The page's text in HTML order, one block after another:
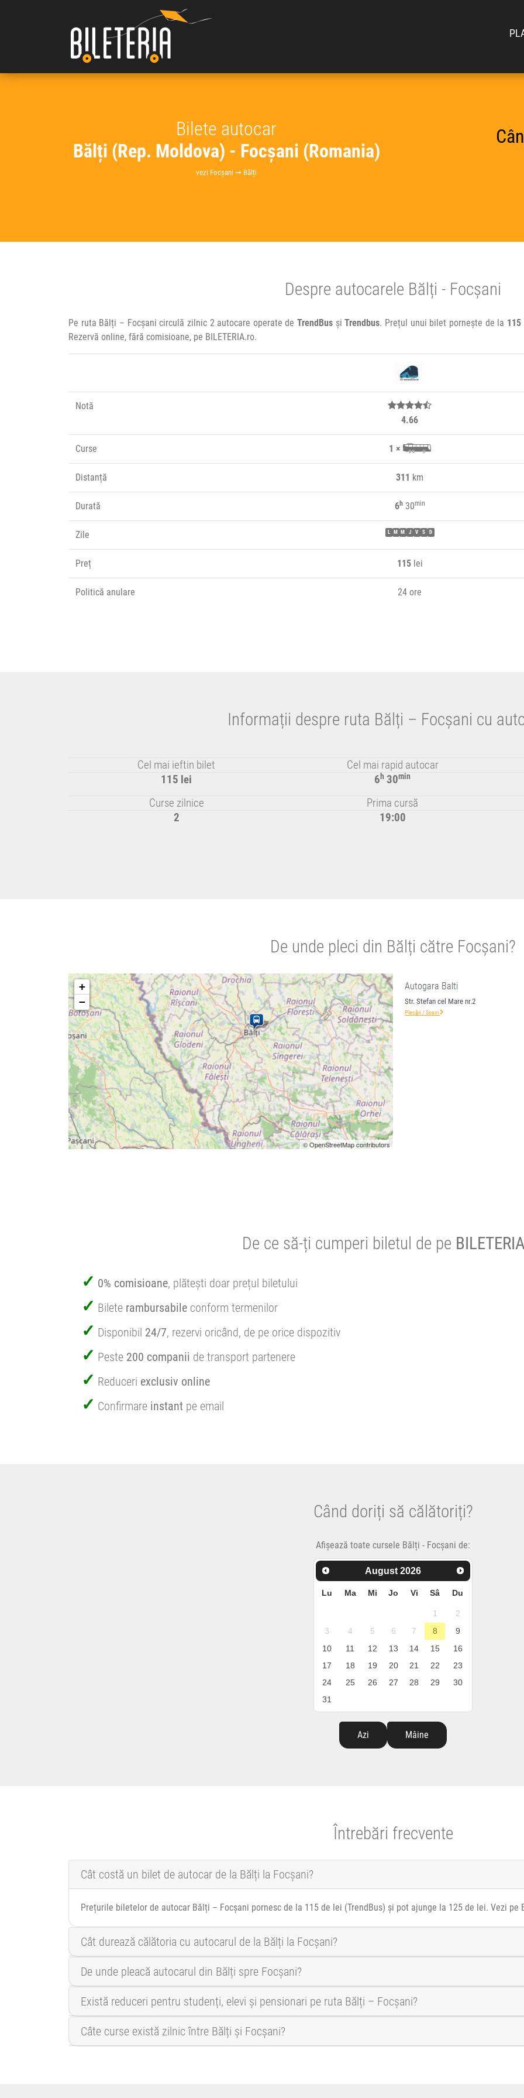
Bilete autocar
Bălți (Rep. Moldova) - Focșani (Romania)
vezi Focșani ➞ Bălți
Despre autocarele Bălți - Focșani
Pe ruta Bălți – Focșani circulă zilnic 2 autocare operate deTrendBus șiTrendbus. Prețul unui bilet pornește de la 115
Rezervă online, fără comisioane, pe BILETERIA.ro.
Notă
4.66
Curse 1 ×
Distanță 311 km
Durată 6h30min
Zile M M J V S D
Preț 115lei
Politică anulare 24 ore
Informații despre ruta Bălți – Focșani cu
Cel mai ieftin bilet
115 lei
Cel mai rapid autocar
6h 30min
Curse zilnice
2
Prima cursă
19:00
De unde pleci din Bălți către Focșani?
+
−
© OpenStreetMap contributors
Autogara Balti
Str. Stefan cel Mare nr.2
Plecări / Sosiri
De ce să-ți cumperi biletul de pe
0% comisioane, plătești doar prețul biletului
Bilete rambursabile conform termenilor
Disponibil 24/7, rezervi oricând, de pe orice dispozitiv
Peste 200 companii de transport partenere
Reduceri exclusiv online
Confirmare instant pe email
Când doriți să călătoriți?
Afișează toate cursele Bălți - Focșani de:
August 2026
Lu Ma Mi Jo Vi Sâ Du
1
2
3
4 5 6 7 8
9
10
11 12 13 14 15
16
17
18 19 20 21 22
23
24
25 26 27 28 29
30
31
Azi Mâine
Întrebări frecvente
Cât costă un bilet de autocar de la Bălți la Focșani?
Prețurile biletelor de autocar Bălți – Focșani pornesc de la 115 de lei (TrendBus) și pot ajunge la 125 de lei. Vezi pe
Cât durează călătoria cu autocarul de la Bălți la Focșani?
De unde pleacă autocarul din Bălți spre Focșani?
Există reduceri pentru studenți, elevi și pensionari pe ruta Bălți – Focșani?
Câte curse există zilnic între Bălți și Focșani?